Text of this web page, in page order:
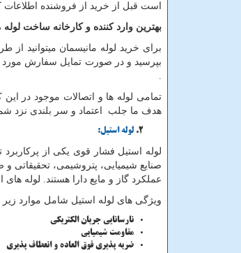
است قبل از خرید از فروشنده
بهترین وارد کننده و کارخانه ساخت
برای خرید لوله مانیسمان میتوانید
بپرسید و در صورت تمایل سفارش مورد
.
تمامی لوله ها و اتصالات موجود در
هدف ما جلب اعتماد و سر بلندی نزد
لوله استیل:
لوله استیل فشار قوی یکی از پرکاربرد
صنایع شیمیایی، پتروشیمی، تحقیقاتی
عملکرد گاز و مایع دارا هستند. لوله
ویژگی های لوله استیل شامل موارد
نارسانایی جریان الکتریکی
مقاومت شیمیایی
ضربه پذیری فوق العاده و انعطاف پذیری